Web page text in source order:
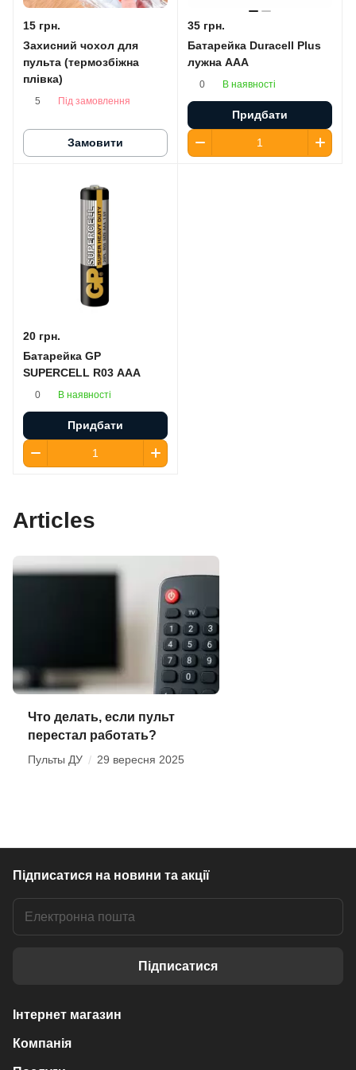
15 грн.
Захисний чохол для
пульта (термозбіжна
плівка)
5 Під замовлення
Замовити
35 грн.
Батарейка Duracell Plus
лужна AАA
0 В наявності
Придбати
20 грн.
Батарейка GP
SUPERCELL R03 AAA
0 В наявності
Придбати
Articles
Что делать, если пульт
перестал работать?
Пульты ДУ / 29 вересня 2025
Підписатися на новини та акції
Підписатися
Інтернет магазин
Компанія